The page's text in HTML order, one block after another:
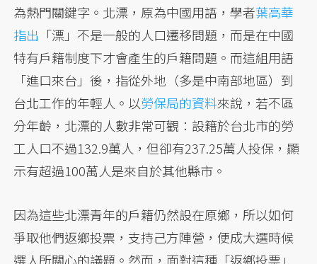
為熱門關鍵字。北漂，原為中國用語，學者葉高華
指出 「漂」不是一般的人口遷移問題，而是在中國
特有戶籍制度下才會產生的戶籍問題。而這組用語
「進口來台」後，指從外地（多是中南部地區）到
台北工作的年輕人。以勞保局的資料來說，若不區
分年齡，北漂的人數非常可觀：設籍於台北市的勞
工人口不過132.9萬人，但卻有237.25萬人投保，顯
示有超過100萬人是來自於其他縣市。
因為這些北漂青年的戶籍仍然設在原鄉，所以如何
爭取他們返鄉投票，支持己方陣營，便成大選時候
選人所關心的議題。然而，面對這種「返鄉投票」